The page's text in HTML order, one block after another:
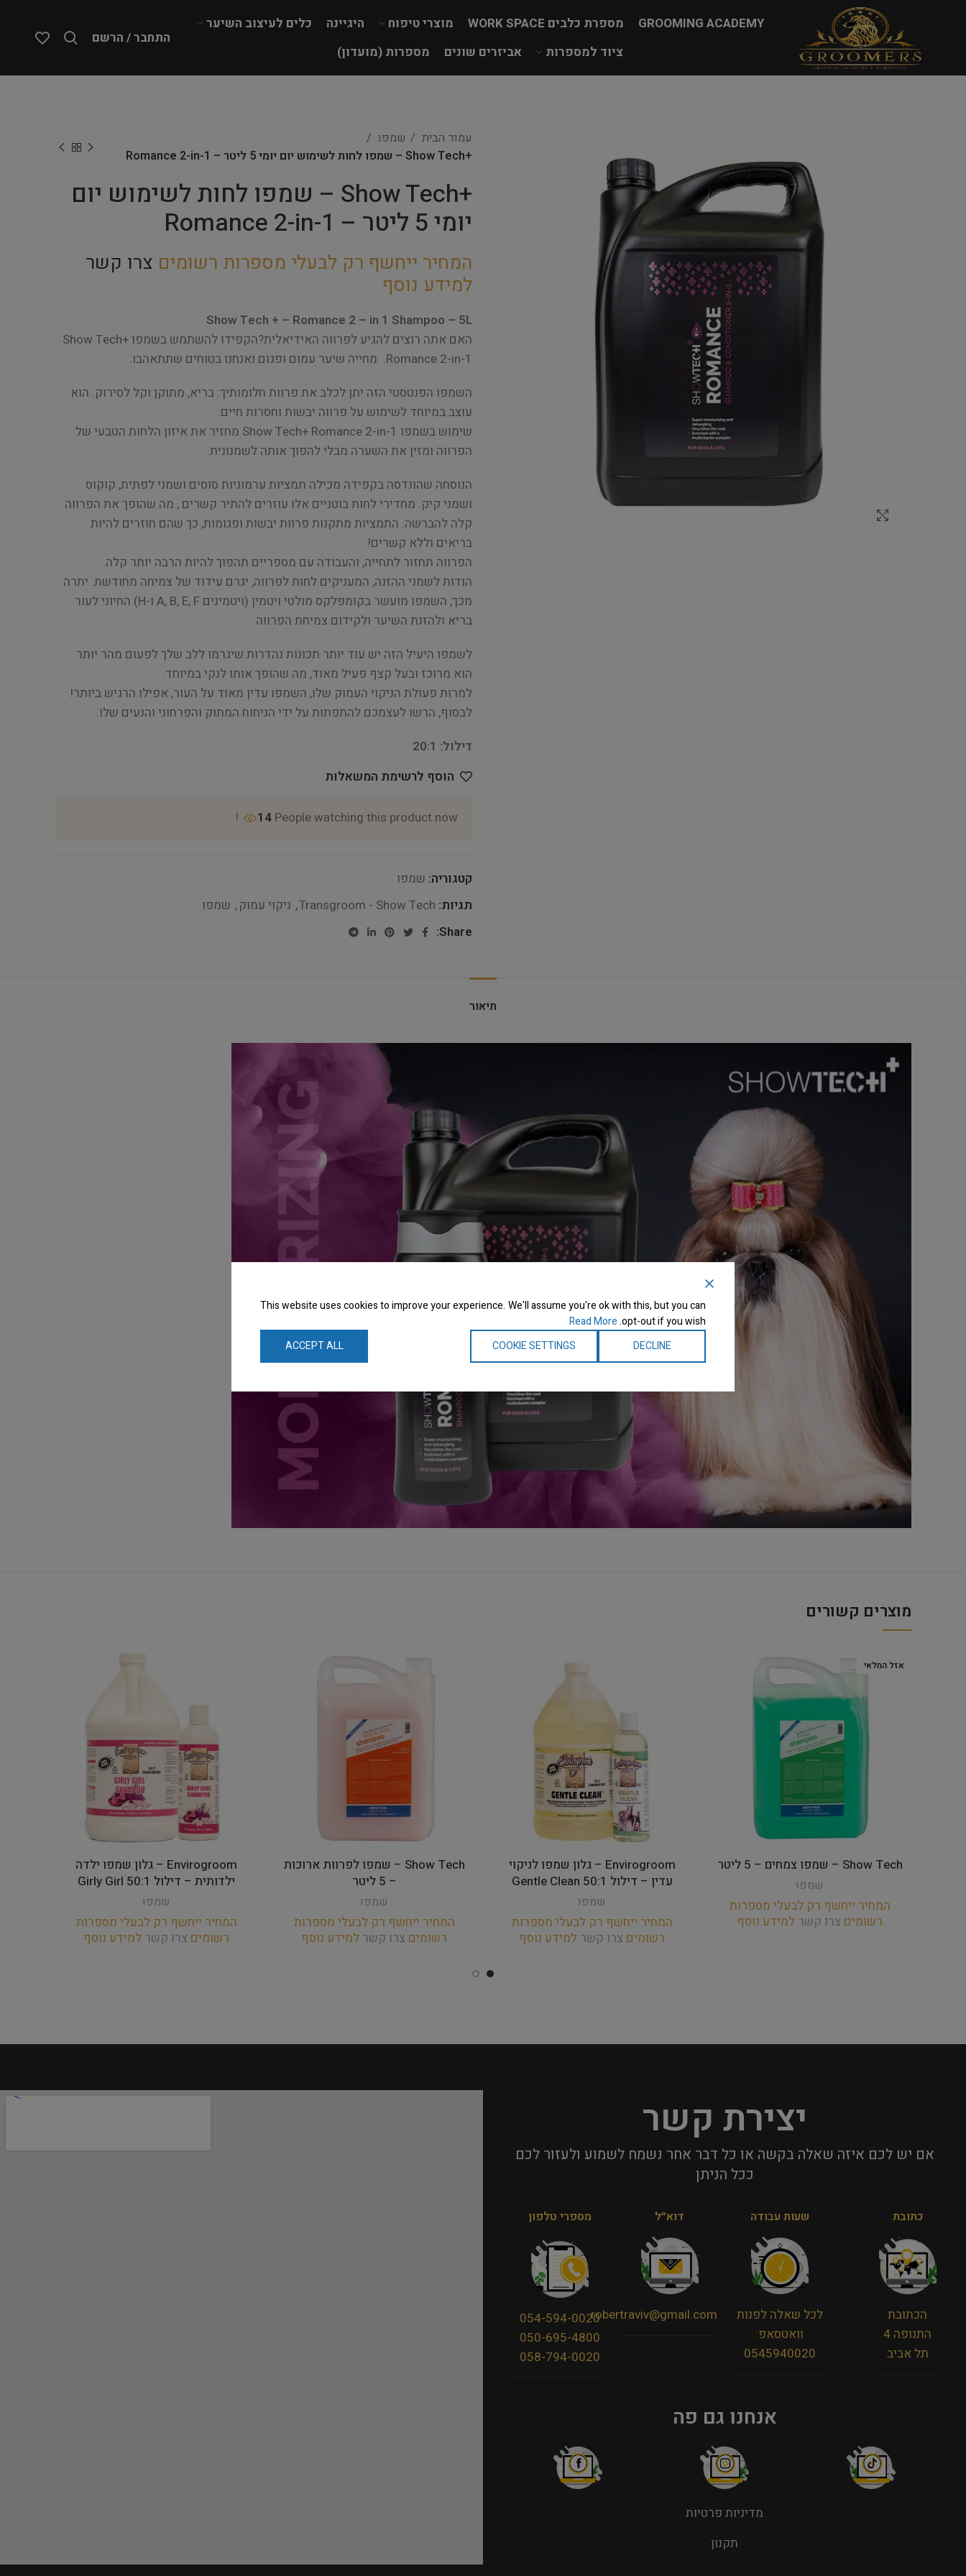
GROOMING ACADEMY מספרת כלבים WORK SPACE מוצרי טיפוח היגיינה
כלים לעיצוב השיער
ציוד למספרות
אביזרים שונים מספרות (מועדון)
התחבר / הרשם
עמוד הבית
שמפו
+Show Tech – שמפו לחות לשימוש יום יומי 5 ליטר – Romance 2-in-1
+Show Tech – שמפו לחות לשימוש יום
יומי 5 ליטר – Romance 2-in-1
המחיר ייחשף רק לבעלי מספרות רשומים צרו קשר
למידע נוסף
Show Tech + – Romance 2 – in 1 Shampoo – 5L
האם אתה רוצים להגיע לפרווה האידיאלית?הקפידו להשתמש בשמפו Show Tech+
Romance 2-in-1. מחייה שיער עמום ופגום ואנחנו בטוחים שתתאהבו.
השמפו הפנטסטי הזה יתן לכלב את פרוות חלומותיך: בריא, מתוקן וקל לסירוק. הוא
עוצב במיוחד לשימוש על פרווה יבשות וחסרות חיים.
שימוש בשמפו Show Tech+ Romance 2-in-1 מחזיר את איזון הלחות הטבעי של
הפרווה ומזין את השערה מבלי להפוך אותה לשמנונית.
הנוסחה שהונדסה בקפידה מכילה תמציות ערמוניות סוסים ושמני לפתית, קוקוס
ושמני קיק. מחדירי לחות בוטניים אלו עוזרים להתיר קשרים , מה שהופך את הפרווה
קלה להברשה. התמציות מתקנות פרוות יבשות ופגומות, כך שהם חוזרים להיות
בריאים וללא קשרים!
הפרווה תחזור לתחייה, והעבודה עם מספריים תהפוך להיות הרבה יותר קלה.
הודות לשמני ההזנה, המעניקים לחות לפרווה, יגרם עידוד של צמיחה מחודשת. יתרה
מכך, השמפו מועשר בקומפלקס מולטי ויטמין (ויטמינים A, B, E, F ו-H) החיוני לעור
בריא ולהזנת השיער ולקידום צמיחת הפרווה.
לשמפו היעיל הזה יש עוד יותר תכונות נהדרות שיגרמו ללב שלך לפעום מהר יותר.
הוא מרוכז ובעל קצף פעיל מאוד, מה שהופך אותו לנקי במיוחד.
למרות פעולת הניקוי העמוק שלו, השמפו עדין מאוד על העור, אפילו הרגיש ביותר!
לבסוף, הרשו לעצמכם להתפתות על ידי הניחוח המתוק והפרחוני והנעים שלו.
דילול: 20:1
הוסף לרשימת המשאלות
14 People watching this product now!
קטגוריה: שמפו
תגיות: Transgroom - Show Tech
, ניקוי עמוק, שמפו
Share:
תיאור
מוצרים קשורים
אזל המלאי
Show Tech – שמפו צמחים – 5 ליטר
שמפו
המחיר ייחשף רק לבעלי מספרות
רשומים צרו קשר למידע נוסף
Envirogroom – גלון שמפו לניקוי
עדין – דילול 50:1 Gentle Clean
שמפו
המחיר ייחשף רק לבעלי מספרות
רשומים צרו קשר למידע נוסף
Show Tech – שמפו לפרוות ארוכות
– 5 ליטר
שמפו
המחיר ייחשף רק לבעלי מספרות
רשומים צרו קשר למידע נוסף
Envirogroom – גלון שמפו ילדה
ילדותית – דילול 50:1 Girly Girl
שמפו
המחיר ייחשף רק לבעלי מספרות
רשומים צרו קשר למידע נוסף
יצירת קשר
אם יש לכם איזה שאלה בקשה או כל דבר אחר נשמח לשמוע ולעזור לכם
ככל הניתן​
כתובת
הכתובת
התנופה 4
תל אביב
שעות עבודה
לכל שאלה לפנות
וואטסאפ:
0545940020
דוא״ל
robertraviv@gmail.com
מספרי טלפון
054-594-0020
050-695-4800
058-794-0020
אנחנו גם פה
מדיניות פרטיות
תקנון
This website uses cookies to improve your experience. We'll assume you're ok with this, but you can
opt-out if you wish.
Read More
DECLINE
COOKIE SETTINGS
ACCEPT ALL